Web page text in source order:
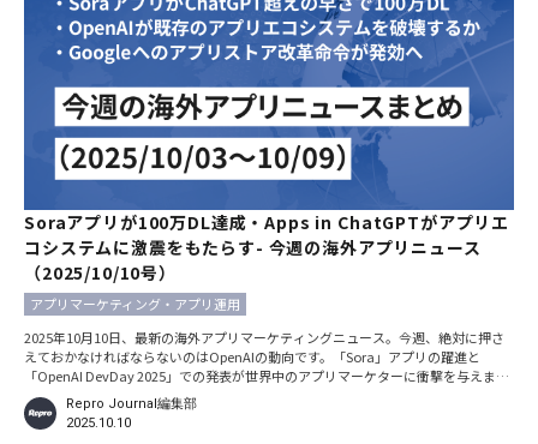
Soraアプリが100万DL達成・Apps in ChatGPTがアプリエ
コシステムに激震をもたらす- 今週の海外アプリニュース
（2025/10/10号）
アプリマーケティング・アプリ運用
2025年10月10日、最新の海外アプリマーケティングニュース。今週、絶対に押さ
えておかなければならないのはOpenAIの動向です。「Sora」アプリの躍進と
「OpenAI DevDay 2025」での発表が世界中のアプリマーケターに衝撃を与えまし
た。そのほか、アメリカ国内でのGoogleに対するアプリストア改革命令の発効な
ど、重要なニュースが相次いでいます。 ※本記事における日時の記載は、特別な断
りがない限りすべて現地時間です。 Soraアプリが100万ダウンロードを達成。知的
Repro Journal編集部
2025.10.10